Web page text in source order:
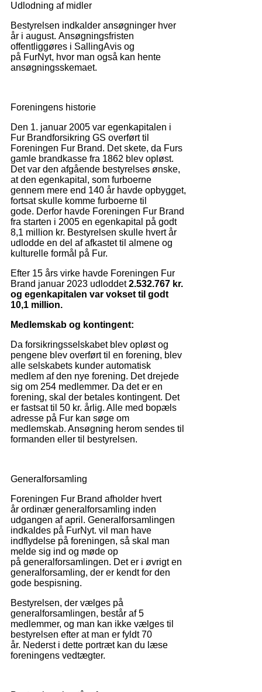
Udlodning af midler
Bestyrelsen indkalder ansøgninger hver
år i august. Ansøgningsfristen
offentliggøres i SallingAvis og
på FurNyt, hvor man også kan hente
ansøgningsskemaet.
Foreningens historie
Den 1. januar 2005 var egenkapitalen i
Fur Brandforsikring GS overført til
Foreningen Fur Brand. Det skete, da Furs
gamle brandkasse fra 1862 blev opløst.
Det var den afgående bestyrelses ønske,
at den egenkapital, som furboerne
gennem mere end 140 år havde opbygget,
fortsat skulle komme furboerne til
gode. Derfor havde Foreningen Fur Brand
fra starten i 2005 en egenkapital på godt
8,1 million kr. Bestyrelsen skulle hvert år
udlodde en del af afkastet til almene og
kulturelle formål på Fur.
Efter 15 års virke havde Foreningen Fur
Brand januar 2023 udloddet2.532.767 kr.
og egenkapitalen var vokset til godt
10,1 million.
Medlemskab og kontingent:
Da forsikringsselskabet blev opløst og
pengene blev overført til en forening, blev
alle selskabets kunder automatisk
medlem af den nye forening. Det drejede
sig om 254 medlemmer. Da det er en
forening, skal der betales kontingent. Det
er fastsat til 50 kr. årlig. Alle med bopæls
adresse på Fur kan søge om
medlemskab. Ansøgning herom sendes til
formanden eller til bestyrelsen.
Generalforsamling
Foreningen Fur Brand afholder hvert
år ordinær generalforsamling inden
udgangen af april. Generalforsamlingen
indkaldes på FurNyt. vil man have
indflydelse på foreningen, så skal man
melde sig ind og møde op
på generalforsamlingen. Det er i øvrigt en
generalforsamling, der er kendt for den
gode bespisning.
Bestyrelsen, der vælges på
generalforsamlingen, består af 5
medlemmer, og man kan ikke vælges til
bestyrelsen efter at man er fyldt 70
år. Nederst i dette portræt kan du læse
foreningens vedtægter.